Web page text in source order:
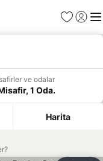
Favoriler
Giriş
ve odalar
1 Oda.
Harita